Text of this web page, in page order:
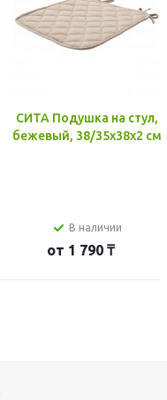
СИТА Подушка на стул,
бежевый, 38/35x38x2 см
В наличии
от 1 790 ₸